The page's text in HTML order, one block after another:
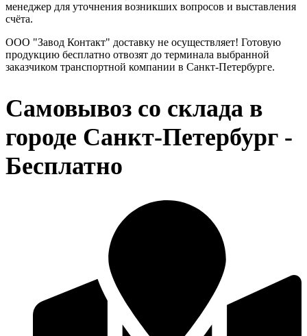
менеджер для уточнения возникших вопросов и выставления
счёта.
ООО "Завод Контакт" доставку не осуществляет! Готовую
продукцию бесплатно отвозят до терминала выбранной
заказчиком транспортной компании в Санкт-Петербурге.
Самовывоз со склада в
городе Санкт-Петербург -
Бесплатно